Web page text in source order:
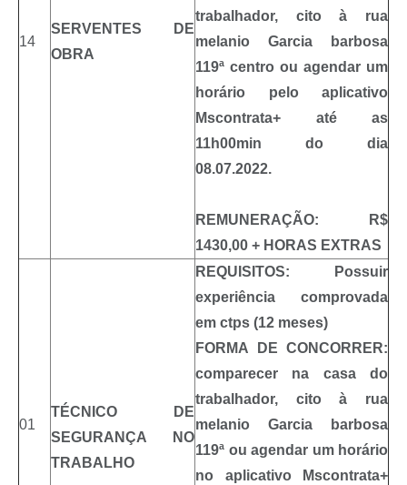
14
SERVENTES DE
OBRA
trabalhador, cito à rua
melanio Garcia barbosa
119ª centro ou agendar um
horário pelo aplicativo
Mscontrata+ até as
11h00min do dia
08.07.2022.
REMUNERAÇÃO: R$
1430,00 + HORAS EXTRAS
01
TÉCNICO DE
SEGURANÇA NO
TRABALHO
REQUISITOS: Possuir
experiência comprovada
em ctps (12 meses)
FORMA DE CONCORRER:
comparecer na casa do
trabalhador, cito à rua
melanio Garcia barbosa
119ª ou agendar um horário
no aplicativo Mscontrata+